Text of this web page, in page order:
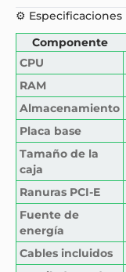
⚙️ Especificaciones
Componente
CPU
RAM
Almacenamiento
Placa base
Tamaño de la
caja
Ranuras PCI-E
Fuente de
energía
Cables incluidos